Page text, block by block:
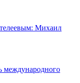
Михаил
международного